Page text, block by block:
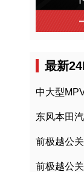
最新
中大型
东风本田
前极越公
前极越公